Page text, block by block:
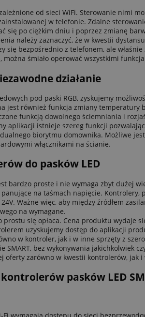
od sieci WiFi. Sterowanie nimi
w telefonie. Zdalne
się po ciężkim dniu i poprzez zmianę
należy zaznaczyć, że w kwestii
się bezpośrednio z telefonem, ale
śmiało operować wszystkimi
działanie
pod paski RGB, zyskujemy
jest również funkcja zmiany temperatury
funkcją dowolnego ściemniania i
aplikacji istnieje szereg funkcji
biorytmu domownika. Możliwe
włącznikami na ścianie.
do pasków LED
bardzo proste i nie wymaga zbyt dużej
na taśmach napięcie. Kontrolery,
Ważne więc, aby między źródłem
na wymagane.
się opłaca. Cena produktu wydaje
uzyskujemy dostęp do aplikacji
w kontroler, jak i w inne sprzęty z
SMART, bez wykonywania jakichkolwiek
oferty zarówno w kwestii kontrolerów, jak
pasków LED